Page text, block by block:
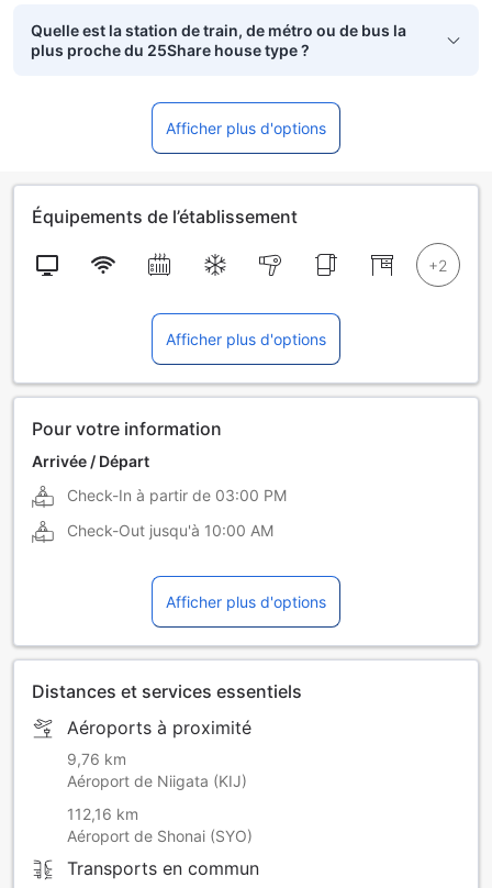
Quelle est la station de train, de métro ou de bus la
plus proche du 25Share house type ?
Afficher plus d'options
Équipements de l’établissement
Afficher plus d'options
Pour votre information
Arrivée / Départ
Check-In à partir de 03:00 PM
Check-Out jusqu'à 10:00 AM
Afficher plus d'options
Distances et services essentiels
Aéroports à proximité
9,76 km
Aéroport de Niigata (KIJ)
112,16 km
Aéroport de Shonai (SYO)
Transports en commun